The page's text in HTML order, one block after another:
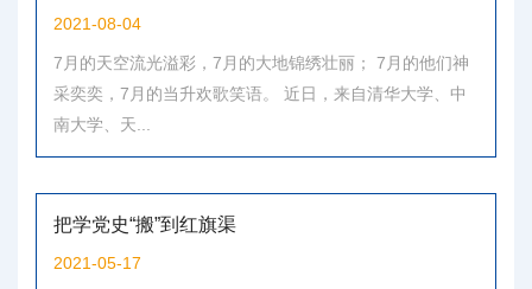
2021-08-04
7月的天空流光溢彩，7月的大地锦绣壮丽； 7月的他们神
采奕奕，7月的当升欢歌笑语。 近日，来自清华大学、中
南大学、天...
把学党史“搬”到红旗渠
2021-05-17